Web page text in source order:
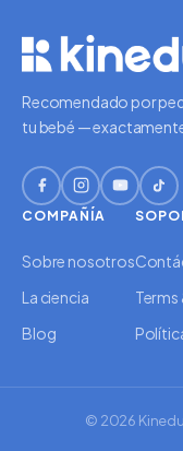
Recomendado por
tu bebé —
COMPAÑÍA
Sobre nosotros
La ciencia
Blog
© 2026